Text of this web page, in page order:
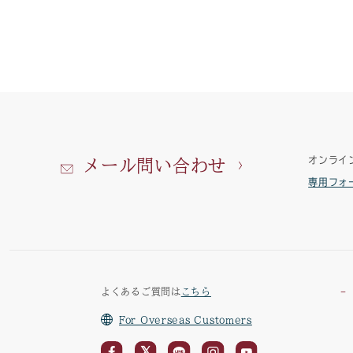
メール問い合わせ オンライ
専用フォ
よくあるご質問は こちら
For Overseas Customers